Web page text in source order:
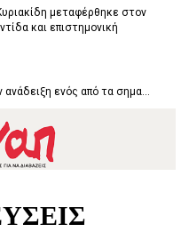
μεταφέρθηκε στον
και επιστημονική
ενός από τα σημα...